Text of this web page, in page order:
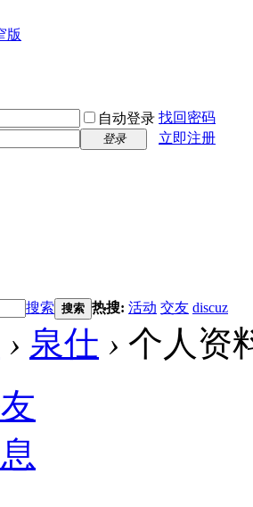
版
自动登录 找回密码
登录 立即注册
搜索 搜索 热搜: 活动 交友 discuz
› 泉仕 › 个人资